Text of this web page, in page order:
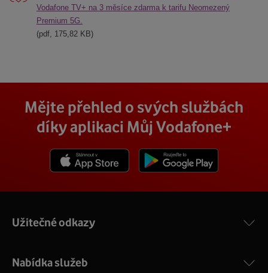
Vodafone TV+ na 3 měsíce zdarma k tarifu Neomezený
Premium 5G.
(pdf, 175,82 KB)
Mějte přehled o svých službách
díky aplikaci Můj Vodafone+
Užitečné odkazy
Nabídka služeb